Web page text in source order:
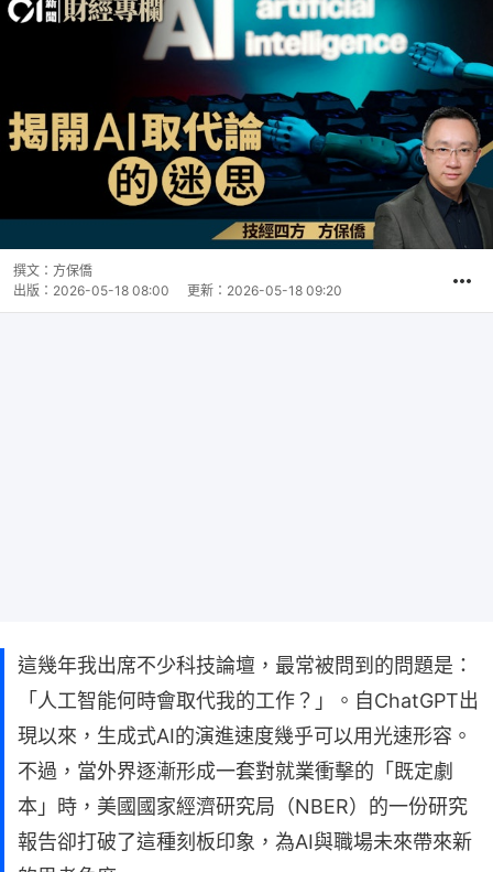
撰文： 方保僑
出版： 2026-05-18 08:00 更新： 2026-05-18 09:20
這幾年我出席不少科技論壇，最常被問到的問題是：
「人工智能何時會取代我的工作？」。自ChatGPT出
現以來，生成式AI的演進速度幾乎可以用光速形容。
不過，當外界逐漸形成一套對就業衝擊的「既定劇
本」時，美國國家經濟研究局（NBER）的一份研究
報告卻打破了這種刻板印象，為AI與職場未來帶來新